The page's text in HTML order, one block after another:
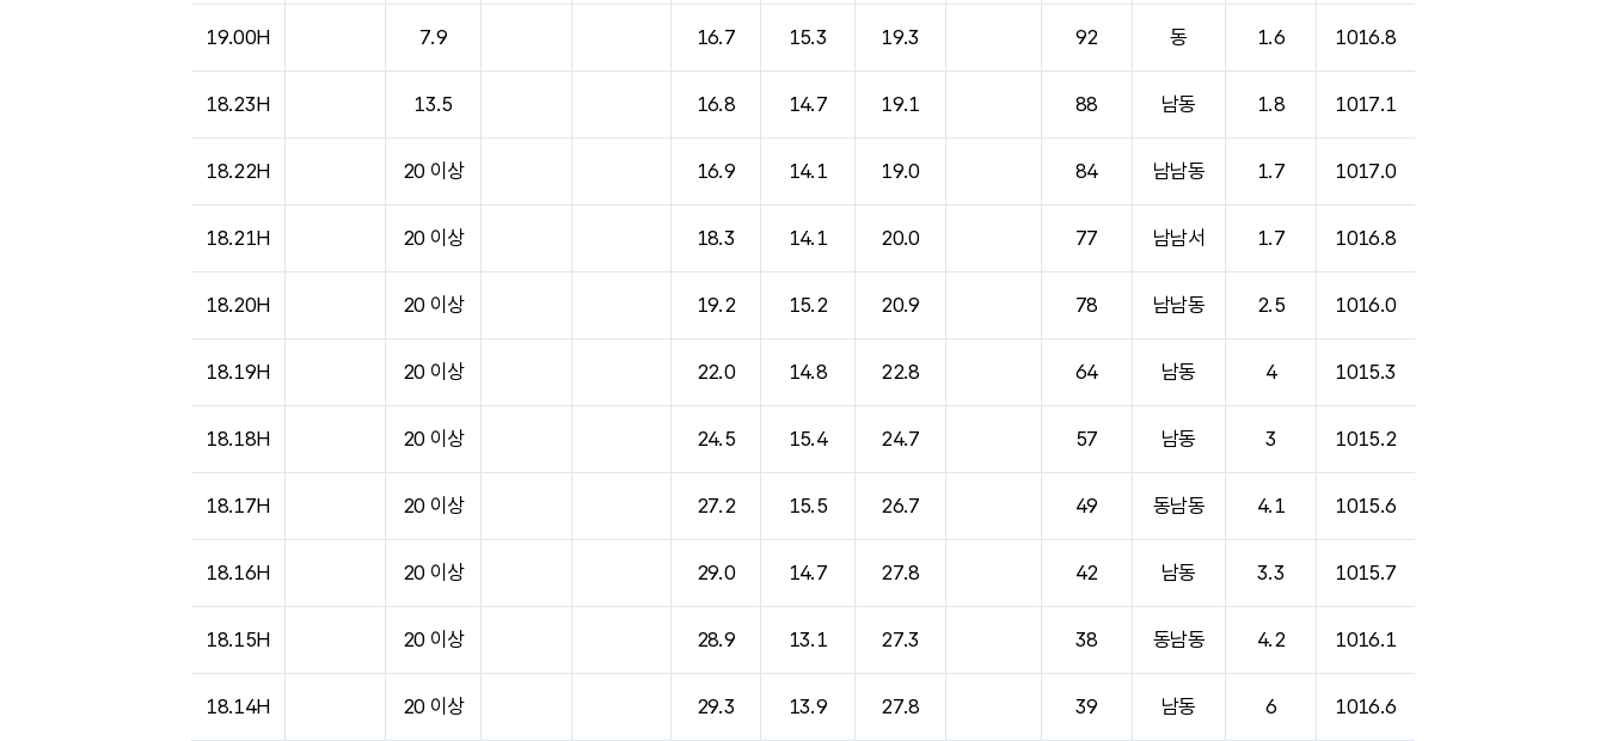
19.00H 7.9 16.7 15.3 19.3 92 동 1.6 1016.8
18.23H 13.5 16.8 14.7 19.1 88 남동 1.8 1017.1
18.22H 20 이상 16.9 14.1 19.0 84 남남동 1.7 1017.0
18.21H 20 이상 18.3 14.1 20.0 77 남남서 1.7 1016.8
18.20H 20 이상 19.2 15.2 20.9 78 남남동 2.5 1016.0
18.19H 20 이상 22.0 14.8 22.8 64 남동 4 1015.3
18.18H 20 이상 24.5 15.4 24.7 57 남동 3 1015.2
18.17H 20 이상 27.2 15.5 26.7 49 동남동 4.1 1015.6
18.16H 20 이상 29.0 14.7 27.8 42 남동 3.3 1015.7
18.15H 20 이상 28.9 13.1 27.3 38 동남동 4.2 1016.1
18.14H 20 이상 29.3 13.9 27.8 39 남동 6 1016.6